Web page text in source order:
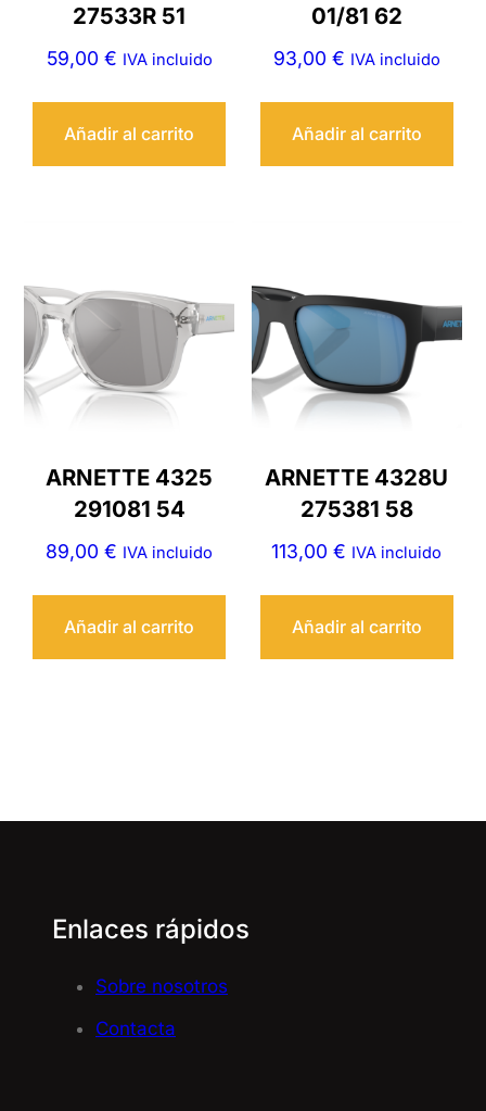
27533R 51
59,00 € IVA incluido
Añadir al carrito
01/81 62
93,00 € IVA incluido
Añadir al carrito
ARNETTE 4325
291081 54
89,00€ IVA incluido
Añadir al carrito
ARNETTE 4328U
275381 58
113,00€ IVA incluido
Añadir al carrito
Enlaces rápidos
Sobre nosotros
Contacta